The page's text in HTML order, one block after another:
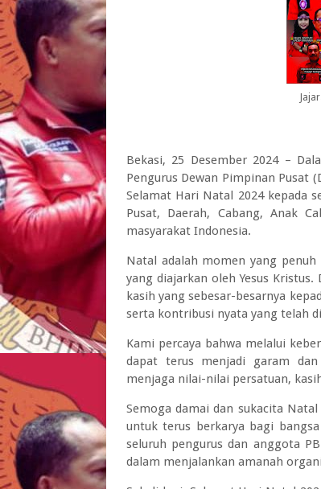
Bekasi, 25 Desember 2024 –
Pengurus Dewan Pimpinan Pusat
Selamat Hari Natal 2024 kepada
Pusat, Daerah, Cabang, Anak
masyarakat Indonesia.
Natal adalah momen yang
yang diajarkan oleh Yesus
kasih yang sebesar-besarnya
serta kontribusi nyata yang telah
Kami percaya bahwa melalui
dapat terus menjadi garam
menjaga nilai-nilai persatuan,
Semoga damai dan sukacita
untuk terus berkarya bagi
seluruh pengurus dan anggota
dalam menjalankan amanah